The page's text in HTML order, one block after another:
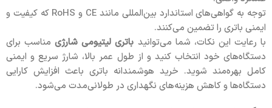
توجه به گواهی‌های استاندارد بین‌المللی مانند CE و RoHS که کیفیت و
ایمنی باتری را تضمین می‌کنند.
با رعایت این نکات، شما می‌توانید باتری لیتیومی شارژیمناسب برای
دستگاه‌های خود انتخاب کنید و از طول عمر بالا، شارژ سریع و ایمنی
کامل بهره‌مند شوید. خرید هوشمندانه باتری باعث افزایش کارایی
دستگاه‌ها و کاهش هزینه‌های نگهداری در طولانی‌مدت می‌شود.